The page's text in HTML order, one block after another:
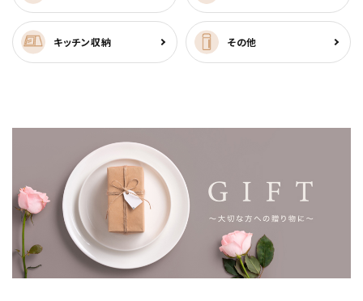
キッチン収納 その他